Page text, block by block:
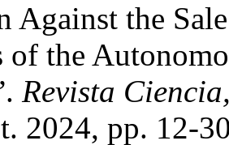
Against the
of the
Revista
2024, pp. 12-